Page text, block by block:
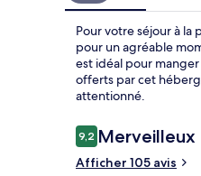
Pour votre séjour à la
pour un agréable
est idéal pour
offerts par cet
attentionné.
Avis
voyageurs
9,29,2 sur 10
Merveilleux
Afficher 105 avis